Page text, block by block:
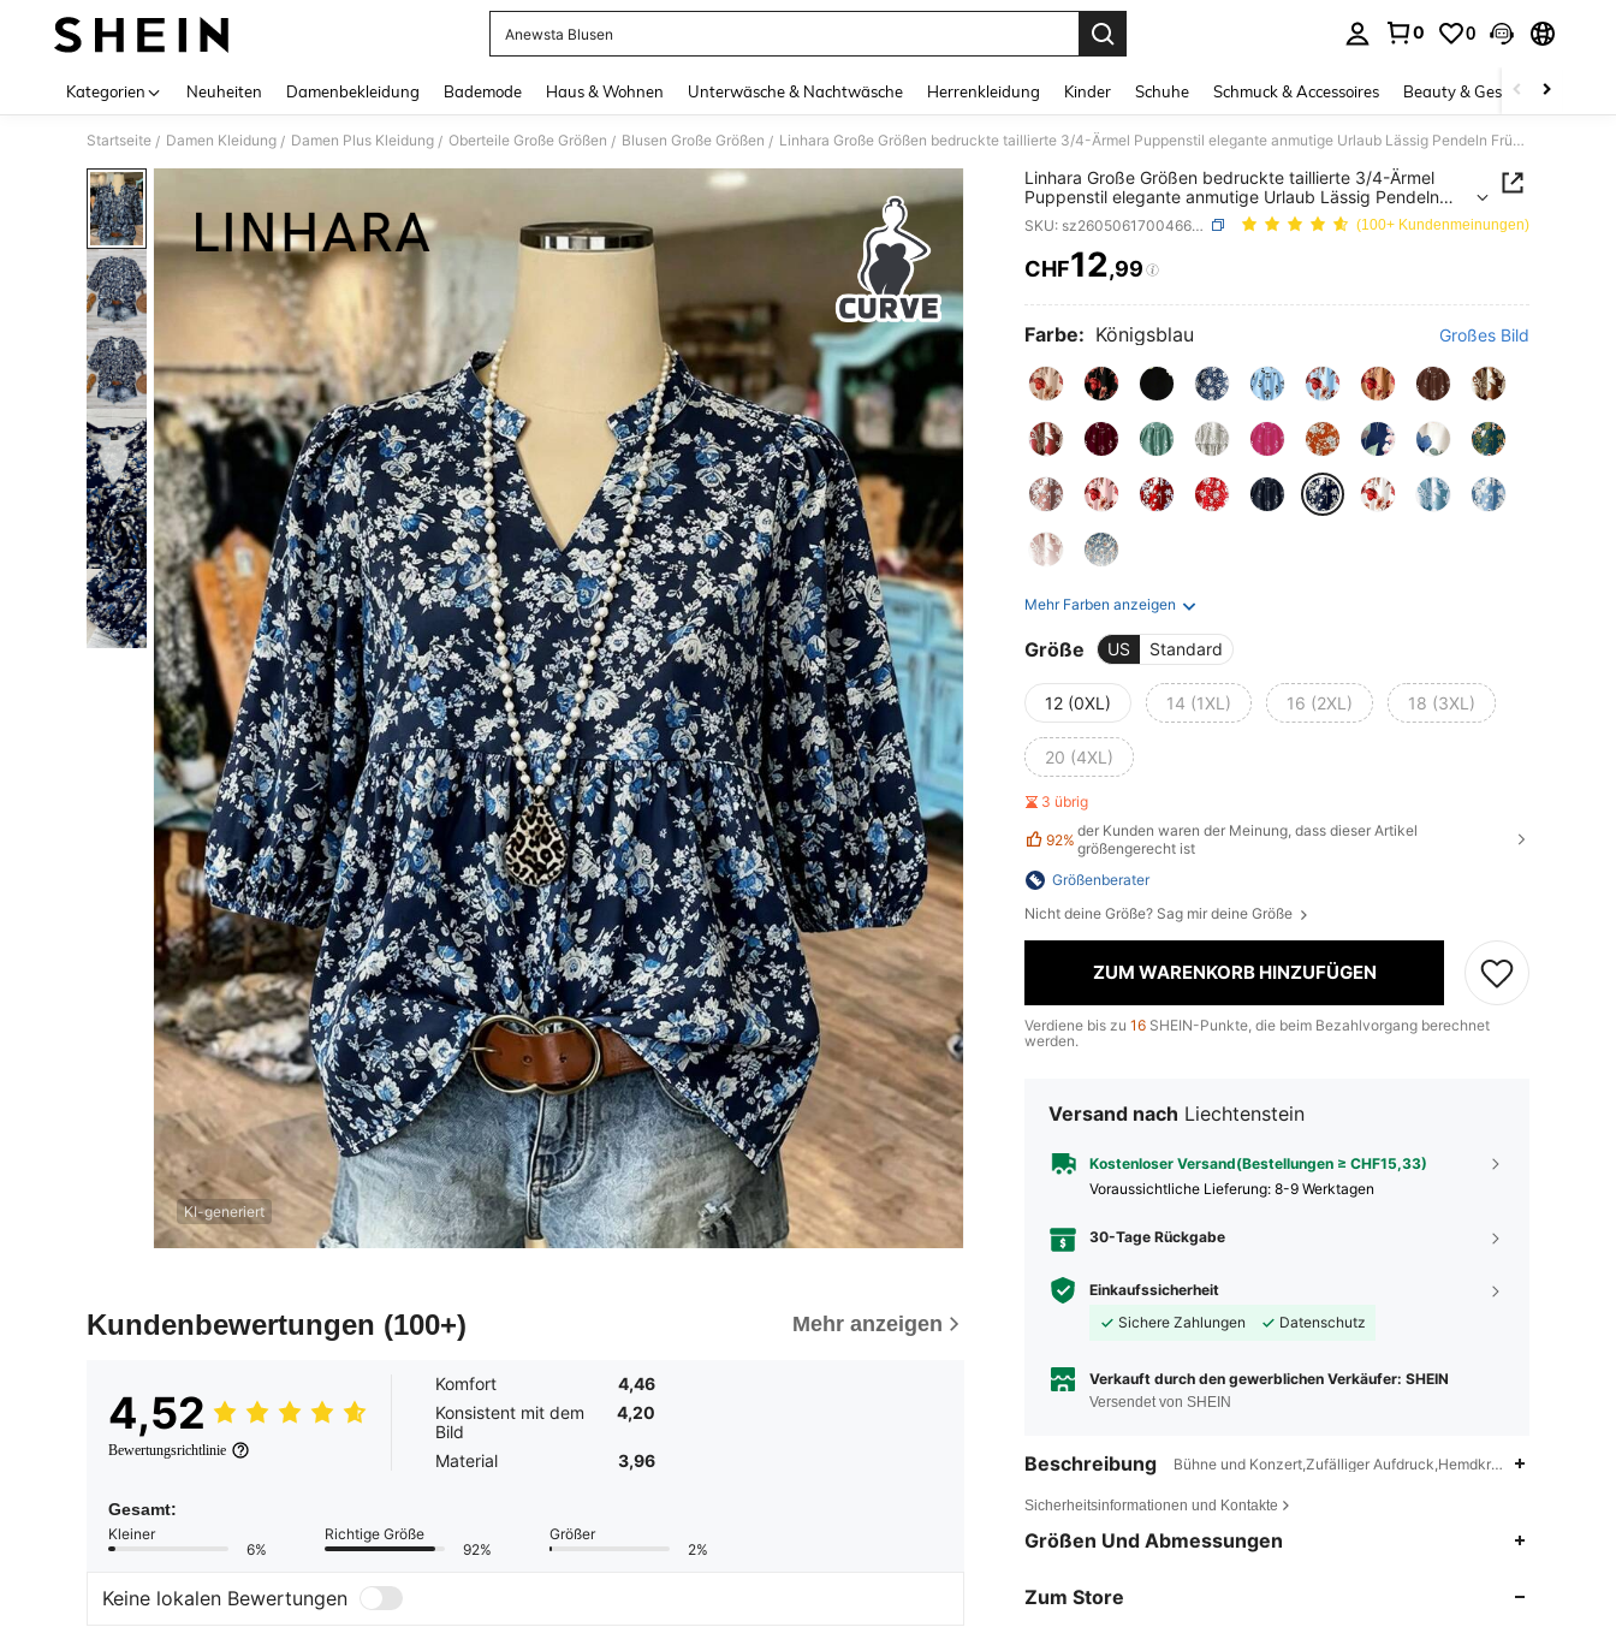
Anewsta Blusen
0 0
Kategorien Neuheiten Damenbekleidung Bademode Haus & Wohnen Unterwäsche & Nachtwäsche Herrenkleidung Kinder Schuhe Schmuck & Accessoires Beauty & Gesundheit
Startseite / Damen Kleidung / Damen Plus Kleidung / Oberteile Große Größen / Blusen Große Größen / Linhara Große Größen bedruckte taillierte 3/4-Ärmel Puppenstil elegante anmutige Urlaub Lässig Pendeln Frühling Sommer Herbst bedruckte Bluse
KI-generiert
Kundenbewertungen (100+) Mehr anzeigen
4,52
Bewertungsrichtlinie
Komfort
4,46
Konsistent mit dem
Bild
4,20
Material 3,96
Gesamt:
Kleiner
6%
Richtige Größe
92%
Größer
2%
Keine lokalen Bewertungen
Linhara Große Größen bedruckte taillierte 3/4-Ärmel
Puppenstil elegante anmutige Urlaub Lässig Pendeln
Frühling Sommer Herbst bedruckte Bluse
SKU: sz260506170046636188461 (100+ Kundenmeinungen)
PRICE AND AVAILABILITY
CHF12,99
Farbe: Königsblau Großes Bild
Mehr Farben anzeigen
Größe US Standard
12 (0XL) 14 (1XL) 16 (2XL) 18 (3XL)
20 (4XL)
3 übrig
92% der Kunden waren der Meinung, dass dieser Artikel
größengerecht ist
Größenberater
Nicht deine Größe? Sag mir deine Größe
ZUM WARENKORB HINZUFÜGEN
Verdiene bis zu 16 SHEIN-Punkte, die beim Bezahlvorgang berechnet
werden.
Versand nach Liechtenstein
Kostenloser Versand(Bestellungen ≥ CHF15,33)
Voraussichtliche Lieferung: 8-9 Werktagen
30-Tage Rückgabe
Einkaufssicherheit
Sichere Zahlungen
Datenschutz
Verkauft durch den gewerblichen Verkäufer: SHEIN
Versendet von SHEIN
Beschreibung Bühne und Konzert,Zufälliger Aufdruck,Hemdkragen
Sicherheitsinformationen und Kontakte
Größen Und Abmessungen
Zum Store
4,79